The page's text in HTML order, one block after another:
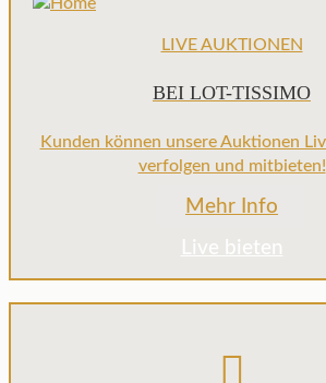
LIVE AUKTIONEN
BEI LOT-TISSIMO
Kunden können unsere Auktionen
verfolgen und mitbieten!
Mehr Info
Live bieten